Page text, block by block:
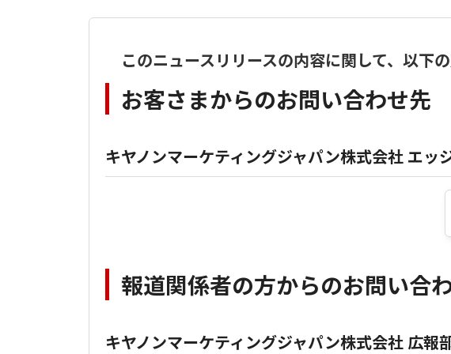
このニュースリリースの内容に関して、以下
お客さまからのお問い合わせ先
キヤノンマーケティングジャパン株式会社 エッ
報道関係者の方からのお問い合
キヤノンマーケティングジャパン株式会社 広報